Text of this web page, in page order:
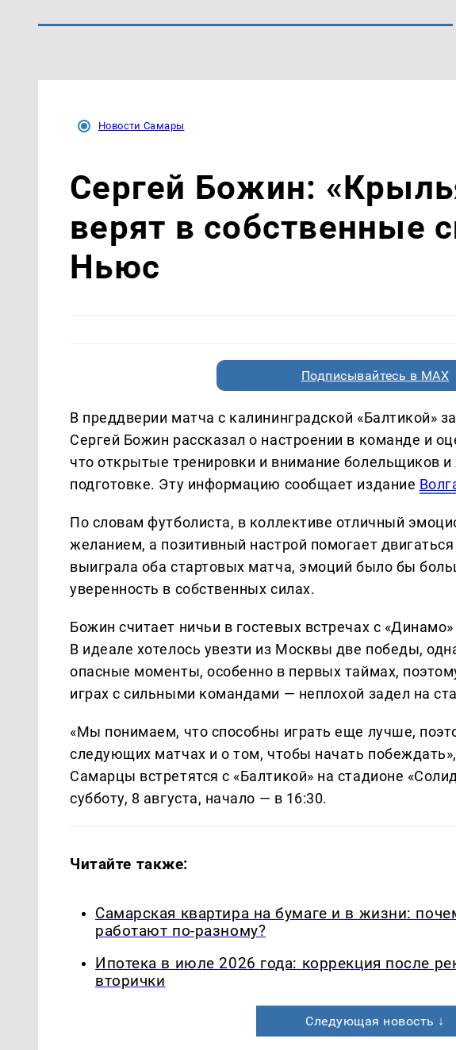
Новости Самары
Сергей Божин:
верят в собственные
Ньюс
Подписывайтесь в MAX
В преддверии матча с калининградской «Балтикой»
Сергей Божин рассказал о настроении в команде и
что открытые тренировки и внимание болельщиков
подготовке. Эту информацию сообщает издание
По словам футболиста, в коллективе отличный
желанием, а позитивный настрой помогает
выиграла оба стартовых матча, эмоций было бы
уверенность в собственных силах.
Божин считает ничьи в гостевых встречах с
В идеале хотелось увезти из Москвы две победы,
опасные моменты, особенно в первых таймах,
играх с сильными командами — неплохой задел на
«Мы понимаем, что способны играть еще лучше,
следующих матчах и о том, чтобы начать
Самарцы встретятся с «Балтикой» на стадионе
субботу, 8 августа, начало — в 16:30.
Читайте также:
Самарская квартира на бумаге и в жизни:
работают по-разному?
Ипотека в июле 2026 года: коррекция после
вторички
Следующая новость ↓